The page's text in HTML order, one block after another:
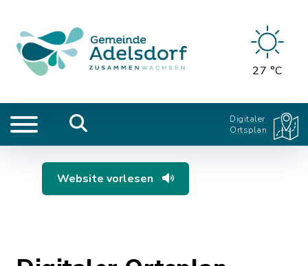
27 °C
Digitaler
Ortsplan
Website vorlesen